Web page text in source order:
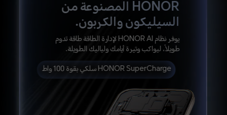
HONOR المصنوعة من
السيليكون والكربون.
يوفر نظام HONOR AI لإدارة الطاقة طاقة
تدوم
طويلاً، ليواكب وتيرة أيامك ولياليك الطويلة.
HONOR SuperCharge سلكي بقوة 100 واط